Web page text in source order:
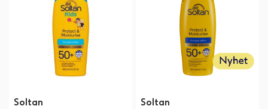
Soltan Soltan